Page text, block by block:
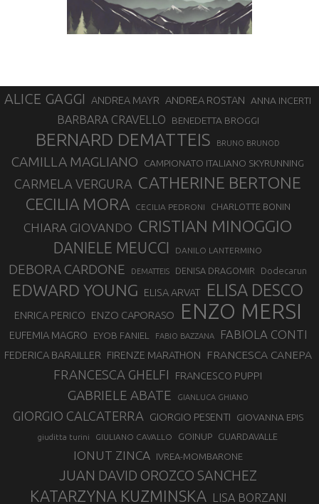
ALICE GAGGI ANDREA MAYR ANDREA ROSTAN ANNA INCERTI
BARBARA CRAVELLO BENEDETTA BROGGI
BERNARD DEMATTEIS BRUNO BRUNOD
CAMILLA MAGLIANO CAMPIONATO ITALIANO SKYRUNNING
CARMELA VERGURA CATHERINE BERTONE
CECILIA MORA CECILIA PEDRONI CHARLOTTE BONIN
CHIARA GIOVANDO CRISTIAN MINOGGIO
DANIELE MEUCCI DANILO LANTERMINO
DEBORA CARDONE DEMATTEIS DENISA DRAGOMIR Dodecarun
EDWARD YOUNG ELISA ARVAT ELISA DESCO
ENRICA PERICO ENZO CAPORASO ENZO MERSI
EUFEMIA MAGRO EYOB FANIEL FABIO BAZZANA FABIOLA CONTI
FEDERICA BARAILLER FIRENZE MARATHON FRANCESCA CANEPA
FRANCESCA GHELFI FRANCESCO PUPPI
GABRIELE ABATE GIANLUCA GHIANO
GIORGIO CALCATERRA GIORGIO PESENTI GIOVANNA EPIS
giuditta turini GIULIANO CAVALLO GOINUP GUARDAVALLE
IONUT ZINCA IVREA-MOMBARONE
JUAN DAVID OROZCO SANCHEZ
KATARZYNA KUZMINSKA LISA BORZANI